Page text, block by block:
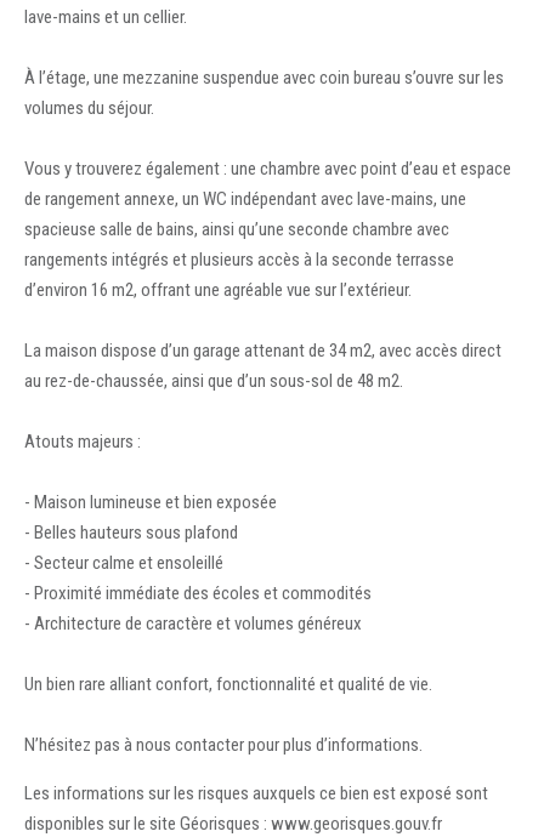
lave-mains et un cellier.
À l’étage, une mezzanine suspendue avec coin bureau s’ouvre sur les
volumes du séjour.
Vous y trouverez également : une chambre avec point d’eau et espace
de rangement annexe, un WC indépendant avec lave-mains, une
spacieuse salle de bains, ainsi qu’une seconde chambre avec
rangements intégrés et plusieurs accès à la seconde terrasse
d’environ 16 m2, offrant une agréable vue sur l’extérieur.
La maison dispose d’un garage attenant de 34 m2, avec accès direct
au rez-de-chaussée, ainsi que d’un sous-sol de 48 m2.
Atouts majeurs :
- Maison lumineuse et bien exposée
- Belles hauteurs sous plafond
- Secteur calme et ensoleillé
- Proximité immédiate des écoles et commodités
- Architecture de caractère et volumes généreux
Un bien rare alliant confort, fonctionnalité et qualité de vie.
N’hésitez pas à nous contacter pour plus d’informations.
Les informations sur les risques auxquels ce bien est exposé sont
disponibles sur le site Géorisques : www.georisques.gouv.fr